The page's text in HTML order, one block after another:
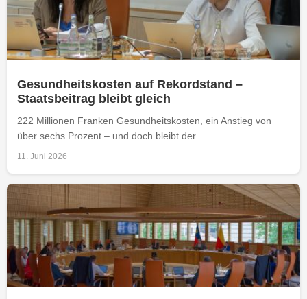
Gesundheitskosten auf Rekordstand –
Staatsbeitrag bleibt gleich
222 Millionen Franken Gesundheitskosten, ein Anstieg von
über sechs Prozent – und doch bleibt der...
11. Juni 2026